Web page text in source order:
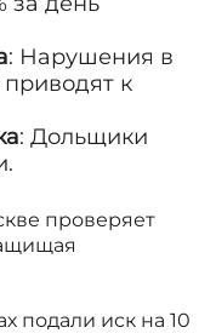
: Нарушения в
к
: Дольщики
проверяет
подали иск на 10